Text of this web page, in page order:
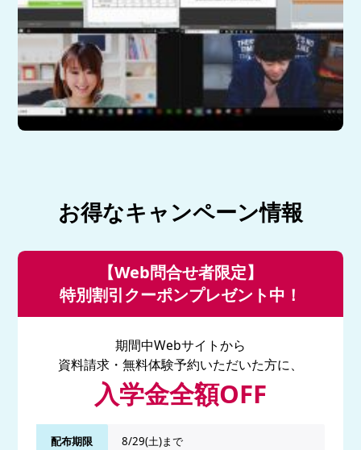
お得なキャンペーン情報
【Web問合せ者限定】
特別割引クーポンプレゼント中！
期間中Webサイトから
資料請求・無料体験予約いただいた方に、
入学金全額OFF
配布期限 8/29(土)まで